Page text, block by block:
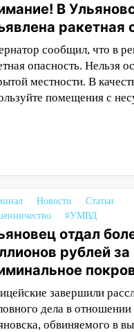
В
ракетная
сообщил, что в
опасность. Нельзя
местности. В
помещения с
Новости
Статьи
#УМВД
отдал
рублей за
завершили
дела в
обвиняемого в